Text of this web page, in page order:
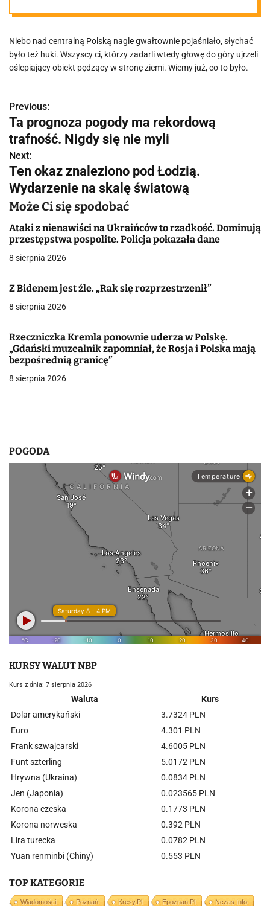
coś takiego
Niebo nad centralną Polską nagle gwałtownie pojaśniało, słychać
było też huki. Wszyscy ci, którzy zadarli wtedy głowę do góry ujrzeli
oślepiający obiekt pędzący w stronę ziemi. Wiemy już, co to było.
N
a
w
i
g
a
c
a
p
i
s
Previous:
Ta prognoza pogody ma rekordową
trafność. Nigdy się nie myli
Next:
Ten okaz znaleziono pod Łodzią.
Wydarzenie na skalę światową
Może Ci się spodobać
Ataki z nienawiści na Ukraińców to rzadkość. Dominują
przestępstwa pospolite. Policja pokazała dane
8 sierpnia 2026
Z Bidenem jest źle. „Rak się rozprzestrzenił”
8 sierpnia 2026
Rzeczniczka Kremla ponownie uderza w Polskę.
„Gdański muzealnik zapomniał, że Rosja i Polska mają
bezpośrednią granicę”
8 sierpnia 2026
POGODA
KURSY WALUT NBP
Kurs z dnia: 7 sierpnia 2026
Waluta
Kurs
Dolar amerykański
3.7324 PLN
Euro
4.301 PLN
Frank szwajcarski
4.6005 PLN
Funt szterling
5.0172 PLN
Hrywna (Ukraina)
0.0834 PLN
Jen (Japonia)
0.023565 PLN
Korona czeska
0.1773 PLN
Korona norweska
0.392 PLN
Lira turecka
0.0782 PLN
Yuan renminbi (Chiny)
0.553 PLN
TOP KATEGORIE
Wiadomości Poznań Kresy.pl Epoznan.pl Nczas.info